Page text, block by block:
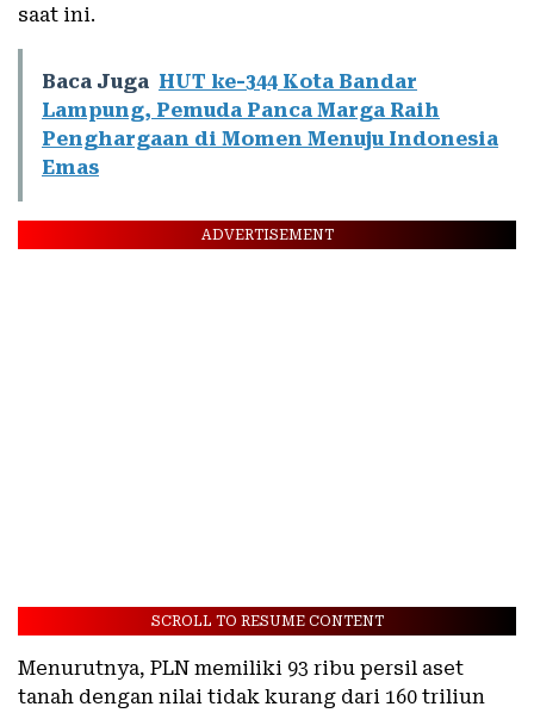
saat ini.
Baca Juga HUT ke-344 Kota Bandar
Lampung, Pemuda Panca Marga Raih
Penghargaan di Momen Menuju Indonesia
Emas
ADVERTISEMENT
SCROLL TO RESUME CONTENT
Menurutnya, PLN memiliki 93 ribu persil aset
tanah dengan nilai tidak kurang dari 160 triliun